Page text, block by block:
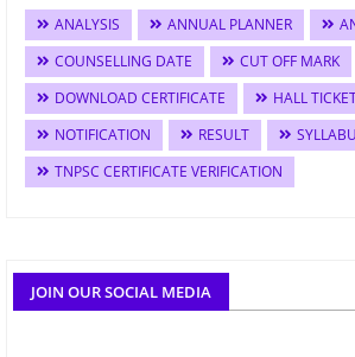
ANALYSIS ANNUAL PLANNER
COUNSELLING DATE
CUT OFF MARK
DOWNLOAD CERTIFICATE
HALL
NOTIFICATION
RESULT
TNPSC CERTIFICATE VERIFICATION
JOIN OUR SOCIAL MEDIA